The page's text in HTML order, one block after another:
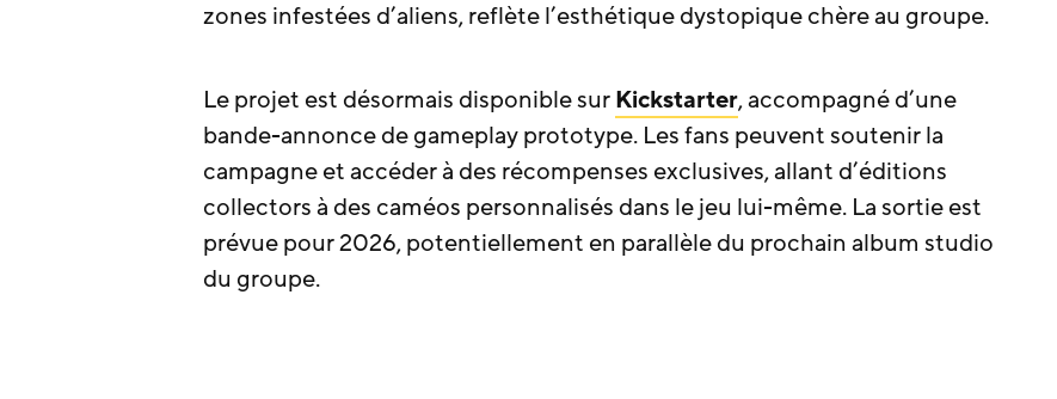
zones infestées d’aliens, reflète l’esthétique dystopique chère au groupe.
Le projet est désormais disponible surKickstarter, accompagné d’une
bande-annonce de gameplay prototype. Les fans peuvent soutenir la
campagne et accéder à des récompenses exclusives, allant d’éditions
collectors à des caméos personnalisés dans le jeu lui-même. La sortie est
prévue pour 2026, potentiellement en parallèle du prochain album studio
du groupe.